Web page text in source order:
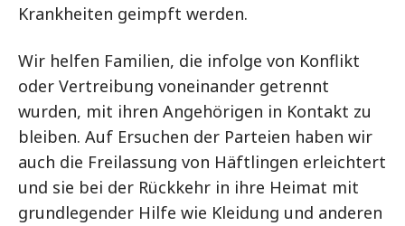
Krankheiten geimpft werden.
Wir helfen Familien, die infolge von Konflikt
oder Vertreibung voneinander getrennt
wurden, mit ihren Angehörigen in Kontakt zu
bleiben. Auf Ersuchen der Parteien haben wir
auch die Freilassung von Häftlingen erleichtert
und sie bei der Rückkehr in ihre Heimat mit
grundlegender Hilfe wie Kleidung und anderen